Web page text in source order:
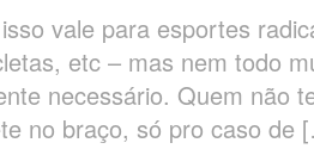
vale para esportes
etc – mas nem todo
necessário. Quem não
no braço, só pro caso de